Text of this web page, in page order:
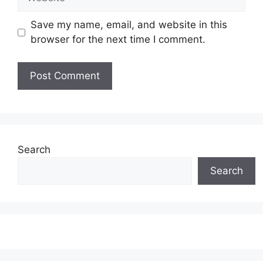
Save my name, email, and website in this
browser for the next time I comment.
Search
Search